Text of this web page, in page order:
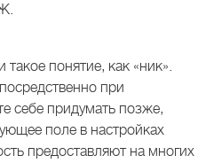
понятие, как «ник».
при
себе придумать позже,
поле в настройках
предоставляют на многих